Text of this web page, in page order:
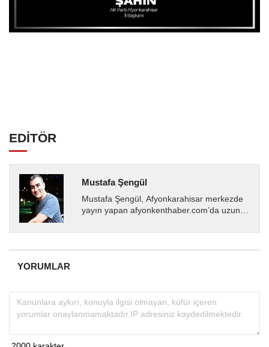
EDİTÖR
Mustafa Şengül
Mustafa Şengül, Afyonkarahisar merkezde
yayın yapan afyonkenthaber.com’da uzun
almakta, haber akışı...
YORUMLAR